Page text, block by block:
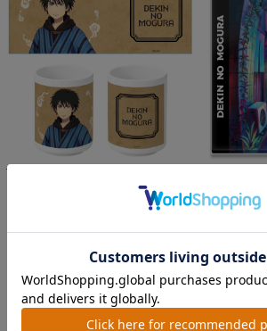
TVアニメ『出禁のモグラ』 湯のみ モ
在庫切れ